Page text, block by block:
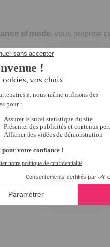
et mode, vous propose
côtés souples,elles sont
au cou-de-pied.